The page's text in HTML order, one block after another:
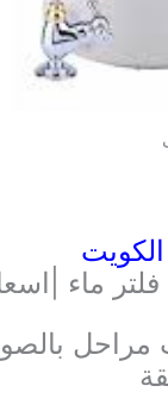
ماء